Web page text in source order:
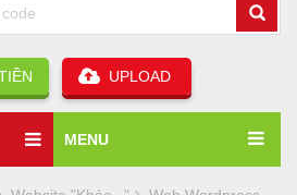
UPLOAD
MENU